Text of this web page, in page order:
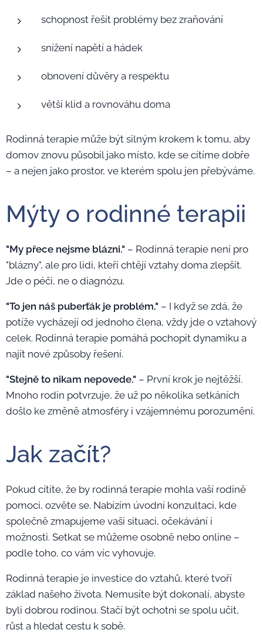
schopnost řešit problémy bez zraňování
snížení napětí a hádek
obnovení důvěry a respektu
větší klid a rovnováhu doma
Rodinná terapie může být silným krokem k tomu, aby
domov znovu působil jako místo, kde se cítíme dobře
– a nejen jako prostor, ve kterém spolu jen přebýváme.
Mýty o rodinné terapii
"My přece nejsme blázni." – Rodinná terapie není pro
"blázny", ale pro lidi, kteří chtějí vztahy doma zlepšit.
Jde o péči, ne o diagnózu.
"To jen náš puberťák je problém." – I když se zdá, že
potíže vycházejí od jednoho člena, vždy jde o vztahový
celek. Rodinná terapie pomáhá pochopit dynamiku a
najít nové způsoby řešení.
"Stejně to nikam nepovede." – První krok je nejtěžší.
Mnoho rodin potvrzuje, že už po několika setkáních
došlo ke změně atmosféry i vzájemnému porozumění.
Jak začít?
Pokud cítíte, že by rodinná terapie mohla vaší rodině
pomoci, ozvěte se. Nabízím úvodní konzultaci, kde
společně zmapujeme vaši situaci, očekávání i
možnosti. Setkat se můžeme osobně nebo online –
podle toho, co vám víc vyhovuje.
Rodinná terapie je investice do vztahů, které tvoří
základ našeho života. Nemusíte být dokonalí, abyste
byli dobrou rodinou. Stačí být ochotni se spolu učit,
růst a hledat cestu k sobě.